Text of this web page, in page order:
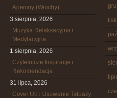
Apeniny (Włochy)
3 sierpnia, 2026
Muzyka Relaksacyjna i
Medytacyjna
1 sierpnia, 2026
Czytelnicze Inspiracje i
Rekomendacje
31 lipca, 2026
Cover Up i Usuwanie Tatuaży